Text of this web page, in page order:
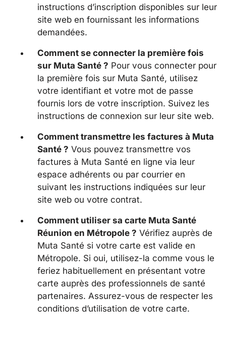
instructions d’inscription disponibles sur leur
site web en fournissant les informations
demandées.
Comment se connecter la première fois
sur Muta Santé ? Pour vous connecter pour
la première fois sur Muta Santé, utilisez
votre identifiant et votre mot de passe
fournis lors de votre inscription. Suivez les
instructions de connexion sur leur site web.
Comment transmettre les factures à Muta
Santé ? Vous pouvez transmettre vos
factures à Muta Santé en ligne via leur
espace adhérents ou par courrier en
suivant les instructions indiquées sur leur
site web ou votre contrat.
Comment utiliser sa carte Muta Santé
Réunion en Métropole ? Vérifiez auprès de
Muta Santé si votre carte est valide en
Métropole. Si oui, utilisez-la comme vous le
feriez habituellement en présentant votre
carte auprès des professionnels de santé
partenaires. Assurez-vous de respecter les
conditions d’utilisation de votre carte.